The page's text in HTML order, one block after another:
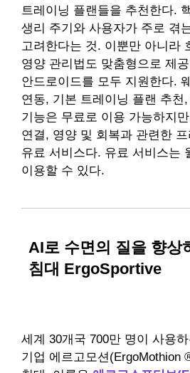
트레이닝 플랜들을 추천한다.
생리 주기와 사용자가 주로 겪
고려한다는 것. 이뿐만 아니라
영양 관리법도 맞춤형으로 제
안드로이드를 모두 지원한다.
연동, 기본 트레이닝 플랜 추천
기능은 무료로 이용 가능하지
연결, 영양 및 회복과 관련한
유료 서비스다. 유료 서비스는
이용할 수 있다.
AI로 수면의 질을 향상
침대 ErgoSportive
세계 30개국 700만 명이 사용
기업 에르고모션(ErgoMothion